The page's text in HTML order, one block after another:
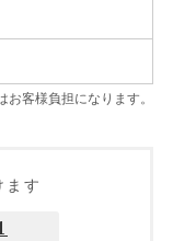
客様負担になります。
ます